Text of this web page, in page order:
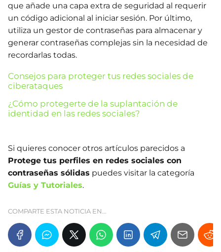
que añade una capa extra de seguridad al requerir
un código adicional al iniciar sesión. Por último,
utiliza un gestor de contraseñas para almacenar y
generar contraseñas complejas sin la necesidad de
recordarlas todas.
Consejos para proteger tus redes sociales de
ciberataques
¿Cómo protegerte de la suplantación de
identidad en las redes sociales?
Si quieres conocer otros artículos parecidos a
Protege tus perfiles en redes sociales con
contraseñas sólidas puedes visitar la categoría
Guías y Tutoriales.
COMPARTE ESTA NOTICIA EN...